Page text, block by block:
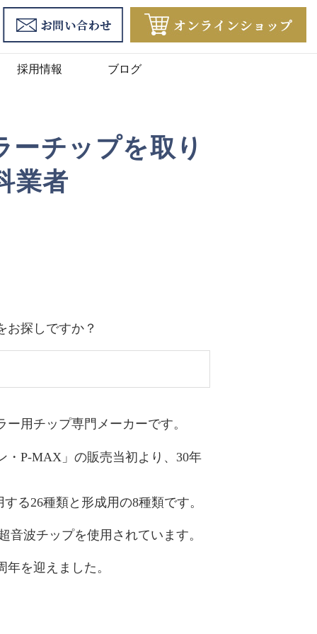
採用情報 ブログ
ーチップを取り
業者
お探しですか？
用チップ専門メーカーです。
・P-MAX」の販売当初より、30年
る26種類と形成用の8種類です。
波チップを使用されています。
年を迎えました。